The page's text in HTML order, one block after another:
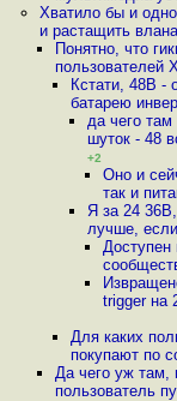
Хватило бы и
и растащить влана
Понятно, что
пользователей
Кстати, 48В -
батарею
да чего
шуток - 48
+2
Оно и
так и
Я за 24
лучше,
Доступен
trigger на
Для каких
покупают по
Да чего уж там,
пользователь